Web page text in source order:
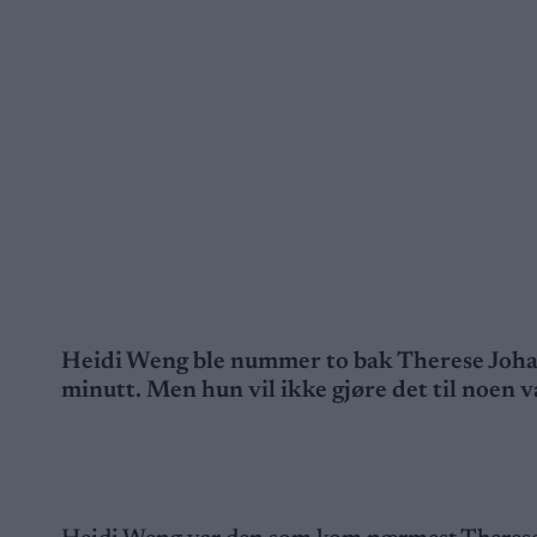
Heidi Weng ble nummer to bak Therese
minutt. Men hun vil ikke gjøre det til noen